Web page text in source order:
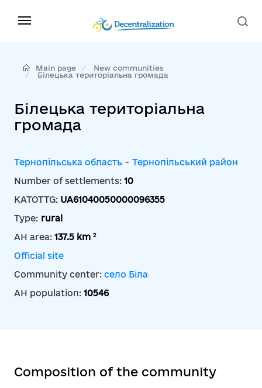
Main page
New communities
Білецька територіальна громада
Білецька територіальна
громада
Тернопільська область - Тернопільський район
Number of settlements: 10
KATOTTG: UA61040050000096355
Type: rural
AH area: 137.5 km 2
Official site
Community center: село Біла
AH population: 10546
Composition of the community